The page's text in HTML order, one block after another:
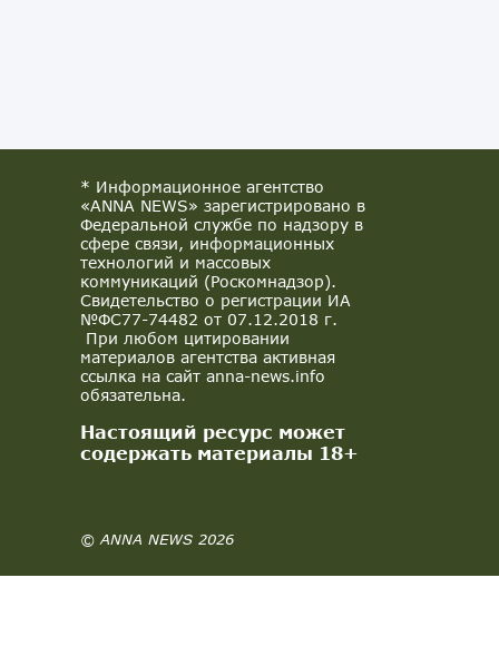
* Информационное агентство
«ANNA NEWS» зарегистрировано в
Федеральной службе по надзору в
сфере связи, информационных
технологий и массовых
коммуникаций (Роскомнадзор).
Свидетельство о регистрации ИА
№ФС77-74482 от 07.12.2018 г.
При любом цитировании
материалов агентства активная
ссылка на сайт anna-news.info
обязательна.
Настоящий ресурс может
содержать материалы 18+
© ANNA NEWS 2026